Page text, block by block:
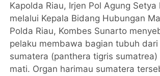
Kapolda Riau, Irjen Pol Agung Setya
melalui Kepala Bidang Hubungan
Polda Riau, Kombes Sunarto
pelaku membawa bagian tubuh dari
sumatera (panthera tigris sumatrea)
mati. Organ harimau sumatera